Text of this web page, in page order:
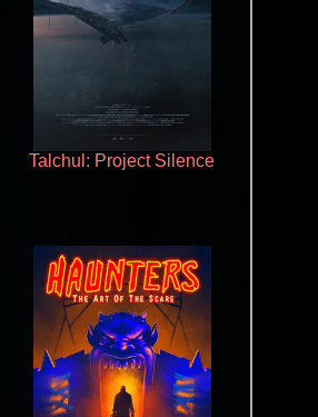
Talchul: Project Silence